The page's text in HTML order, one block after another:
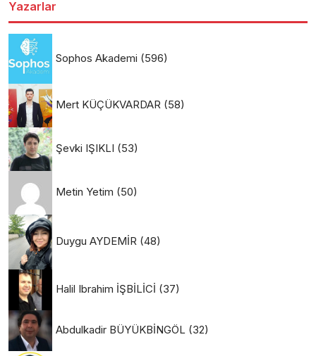
Yazarlar
Sophos Akademi (596)
Mert KÜÇÜKVARDAR (58)
Şevki IŞIKLI (53)
Metin Yetim (50)
Duygu AYDEMİR (48)
Halil Ibrahim İŞBİLİCİ (37)
Abdulkadir BÜYÜKBİNGÖL (32)